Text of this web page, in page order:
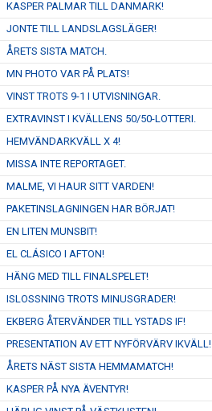
KASPER PALMAR TILL DANMARK!
JONTE TILL LANDSLAGSLÄGER!
ÅRETS SISTA MATCH.
MN PHOTO VAR PÅ PLATS!
VINST TROTS 9-1 I UTVISNINGAR.
EXTRAVINST I KVÄLLENS 50/50-LOTTERI.
HEMVÄNDARKVÄLL X 4!
MISSA INTE REPORTAGET.
MALME, VI HAUR SITT VARDEN!
PAKETINSLAGNINGEN HAR BÖRJAT!
EN LITEN MUNSBIT!
EL CLÁSICO I AFTON!
HÄNG MED TILL FINALSPELET!
ISLOSSNING TROTS MINUSGRADER!
EKBERG ÅTERVÄNDER TILL YSTADS IF!
PRESENTATION AV ETT NYFÖRVÄRV IKVÄLL!
ÅRETS NÄST SISTA HEMMAMATCH!
KASPER PÅ NYA ÄVENTYR!